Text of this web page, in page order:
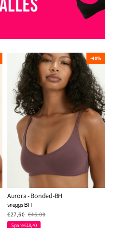
-40%
Aurora - Bonded-BH
snuggs BH
€27,60 €46,00
Spare €18,40